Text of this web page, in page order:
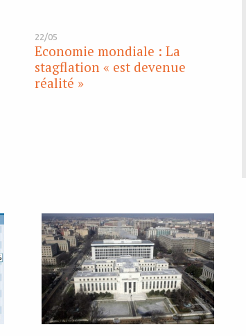
22/05
Economie mondiale : La
stagflation « est devenue
réalité »